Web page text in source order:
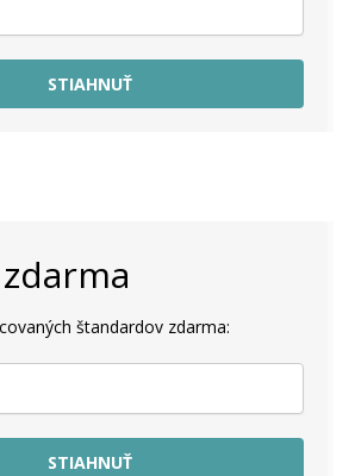
STIAHNUŤ
štandardov zdarma:
STIAHNUŤ